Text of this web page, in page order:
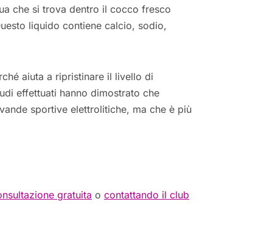
che si trova dentro il cocco fresco
liquido contiene calcio, sodio,
aiuta a ripristinare il livello di
effettuati hanno dimostrato che
sportive elettrolitiche, ma che è più
gratuita o contattando il club